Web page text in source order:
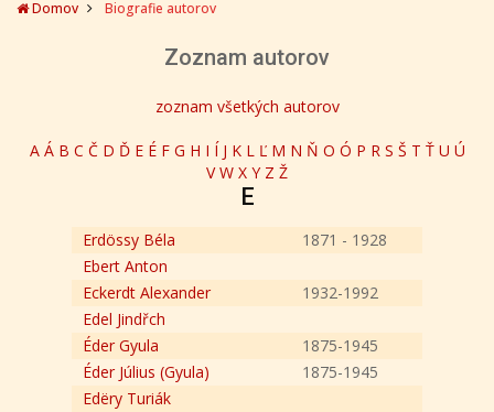
Domov Biografie autorov
Zoznam autorov
zoznam všetkých autorov
A Á B C Č D Ď E É F G H I Í J K L Ľ M N Ň O Ó P R S Š T Ť U Ú
V W X Y Z Ž
E
Erdössy Béla
1871 - 1928
Ebert Anton
Eckerdt Alexander
1932-1992
Edel Jindřch
Éder Gyula
1875-1945
Éder Július (Gyula)
1875-1945
Edëry Turiák